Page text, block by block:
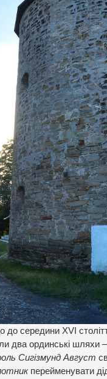
до середини XVI
два ординські шляхи
Сигізмунд Август
перейменувати